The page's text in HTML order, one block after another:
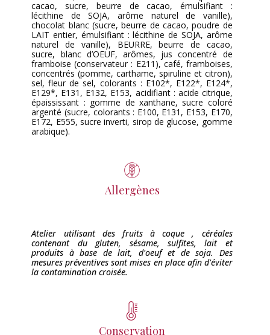
cacao, sucre, beurre de cacao, émulsifiant :
lécithine de SOJA, arôme naturel de vanille),
chocolat blanc (sucre, beurre de cacao, poudre de
LAIT entier, émulsifiant : lécithine de SOJA, arôme
naturel de vanille), BEURRE, beurre de cacao,
sucre, blanc d’OEUF, arômes, jus concentré de
framboise (conservateur : E211), café, framboises,
concentrés (pomme, carthame, spiruline et citron),
sel, fleur de sel, colorants : E102*, E122*, E124*,
E129*, E131, E132, E153, acidifiant : acide citrique,
épaississant : gomme de xanthane, sucre coloré
argenté (sucre, colorants : E100, E131, E153, E170,
E172, E555, sucre inverti, sirop de glucose, gomme
arabique).
Allergènes
Atelier utilisant des fruits à coque , céréales
contenant du gluten, sésame, sulfites, lait et
produits à base de lait, d'oeuf et de soja. Des
mesures préventives sont mises en place afin d'éviter
la contamination croisée.
Conservation